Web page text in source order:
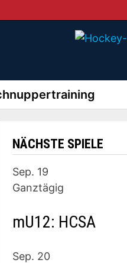
NÄCHSTE SPIELE
Sep. 19
Ganztägig
mU12: HCSA
Sep. 20